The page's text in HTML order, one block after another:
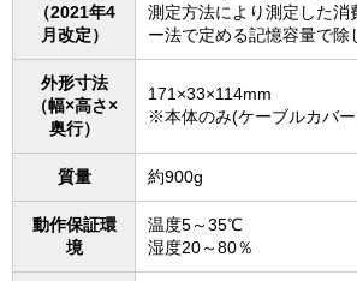
（2021年4
月改定）
測定方法により測定した消
ー法で定める記憶容量で除
外形寸法
（幅×高さ×
奥行）
171×33×114mm
※本体のみ(ケーブルカバ
質量 約900g
動作保証環
境
温度5～35℃
湿度20～80％